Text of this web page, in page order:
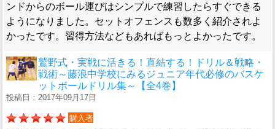
ンドからのボール運びはシンプルで練習したらすぐできる
ようになりました。セットオフェンスも数多く紹介されよ
かったです。習得方法などもあればもっとよかったです。
鷲野式・実戦に活きる！直結する！ドリル＆戦略・
戦術～藤浪中学校にみるジュニア年代必修のバスケ
ットボールドリル集～【全4巻】
投稿日：2017年09月17日
購入者